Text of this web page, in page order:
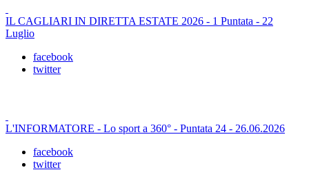
IL CAGLIARI IN DIRETTA ESTATE 2026 - 1 Puntata - 22
Luglio
facebook
twitter
L'INFORMATORE - Lo sport a 360° - Puntata 24 - 26.06.2026
facebook
twitter